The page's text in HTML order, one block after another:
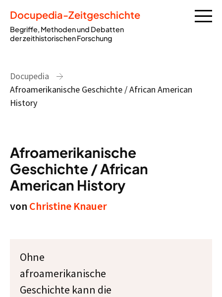
Docupedia-Zeitgeschichte
Begriffe, Methoden und Debatten
der zeithistorischen Forschung
Docupedia
Afroamerikanische Geschichte / African American
History
Afroamerikanische
Geschichte / African
American History
von Christine Knauer
Ohne
afroamerikanische
Geschichte kann die